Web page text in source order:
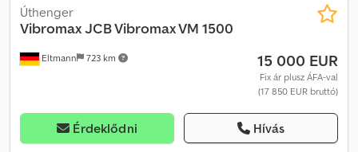
Eltmann 723 km
Úthenger
VibromaxJCB Vibromax VM 1500
15 000 EUR
Fix ár plusz ÁFA-val
(17 850 EUR bruttó)
Érdeklődni Hívás